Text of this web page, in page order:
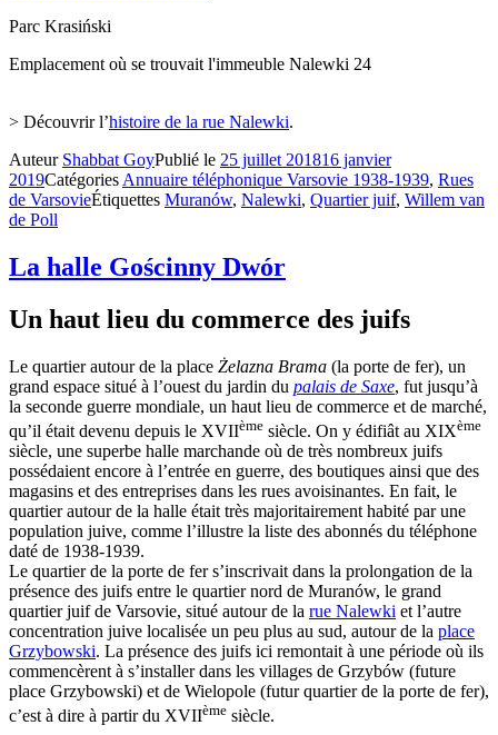
Parc Krasiński
Emplacement où se trouvait l'immeuble Nalewki 24
> Découvrir l’histoire de la rue Nalewki.
Auteur Shabbat GoyPublié le 25 juillet 201816 janvier
2019Catégories Annuaire téléphonique Varsovie 1938-1939, Rues
de VarsovieÉtiquettes Muranów, Nalewki, Quartier juif, Willem van
de Poll
La halle Gościnny Dwór
Un haut lieu du commerce des juifs
Le quartier autour de la place Żelazna Brama (la porte de fer), un
grand espace situé à l’ouest du jardin du palais de Saxe, fut jusqu’à
la seconde guerre mondiale, un haut lieu de commerce et de marché,
qu’il était devenu depuis le XVIIème siècle. On y édifiât au XIXème
siècle, une superbe halle marchande où de très nombreux juifs
possédaient encore à l’entrée en guerre, des boutiques ainsi que des
magasins et des entreprises dans les rues avoisinantes. En fait, le
quartier autour de la halle était très majoritairement habité par une
population juive, comme l’illustre la liste des abonnés du téléphone
daté de 1938-1939.
Le quartier de la porte de fer s’inscrivait dans la prolongation de la
présence des juifs entre le quartier nord de Muranów, le grand
quartier juif de Varsovie, situé autour de la rue Nalewki et l’autre
concentration juive localisée un peu plus au sud, autour de la place
Grzybowski. La présence des juifs ici remontait à une période où ils
commencèrent à s’installer dans les villages de Grzybów (future
place Grzybowski) et de Wielopole (futur quartier de la porte de fer),
c’est à dire à partir du XVIIème siècle.